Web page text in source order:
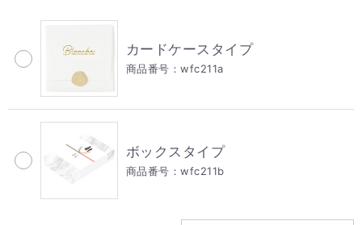
カードケースタイプ
商品番号：wfc211a
ボックスタイプ
商品番号：wfc211b